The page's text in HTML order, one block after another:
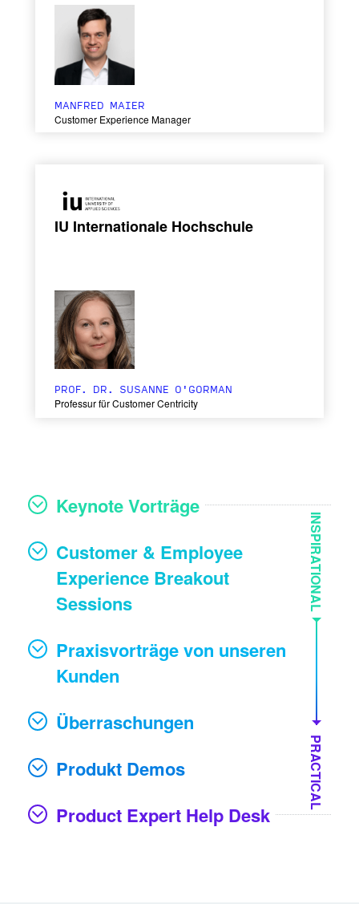
MANFRED MAIER
Customer Experience Manager
IU Internationale Hochschule
PROF. DR. SUSANNE O'GORMAN
Professur für Customer Centricity
INSPIRATIONAL
PRACTICAL
Keynote Vorträge
Customer & Employee
Experience Breakout
Sessions
Praxisvorträge von unseren
Kunden
Überraschungen
Produkt Demos
Product Expert Help Desk